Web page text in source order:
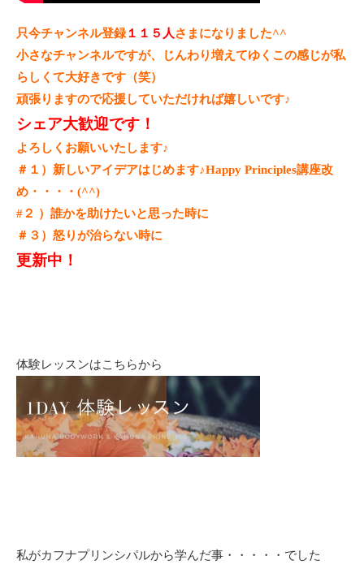
只今チャンネル登録１１５人 さまになりました^^
小さなチャンネルですが、じんわり増えてゆくこの感じが私
らしくて大好きです（笑）
頑張りますので応援していただければ嬉しいです♪
シェア大歓迎です！
よろしくお願いいたします♪
＃１）新しいアイデアはじめます♪Happy Principles講座改
め・・・・(^^)
#２ ）誰かを助けたいと思った時に
＃３）怒りが治らない時に
更新中！
体験レッスンはこちらから
私がカフナプリンシパルから学んだ事・・・・・でした